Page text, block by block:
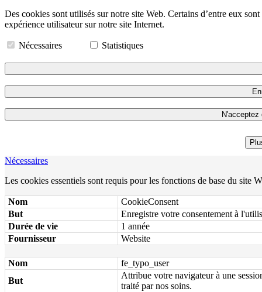
Des cookies sont utilisés sur notre site Web. Certains d’entre eux
expérience utilisateur sur notre site Internet.
Nécessaires Statistiques
Nécessaires
Les cookies essentiels sont requis pour les fonctions de base du site
Nom
CookieConsent
But
Enregistre votre consentement à
Durée de vie
1 année
Fournisseur
Website
Nom
fe_typo_user
But
Attribue votre navigateur à une
traité par nos soins.